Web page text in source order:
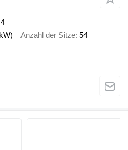
Anzahl der Sitze 54